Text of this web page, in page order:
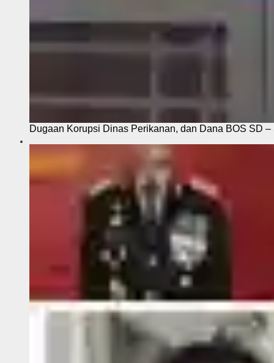
Dugaan Korupsi Dinas Perikanan, dan Dana BOS SD